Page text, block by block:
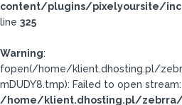
content/plugins/pixelyoursite/
line 325
Warning:
fopen(/home/klient.dhosting.pl/
mDUDY8.tmp): Failed to open
/home/klient.dhosting.pl/